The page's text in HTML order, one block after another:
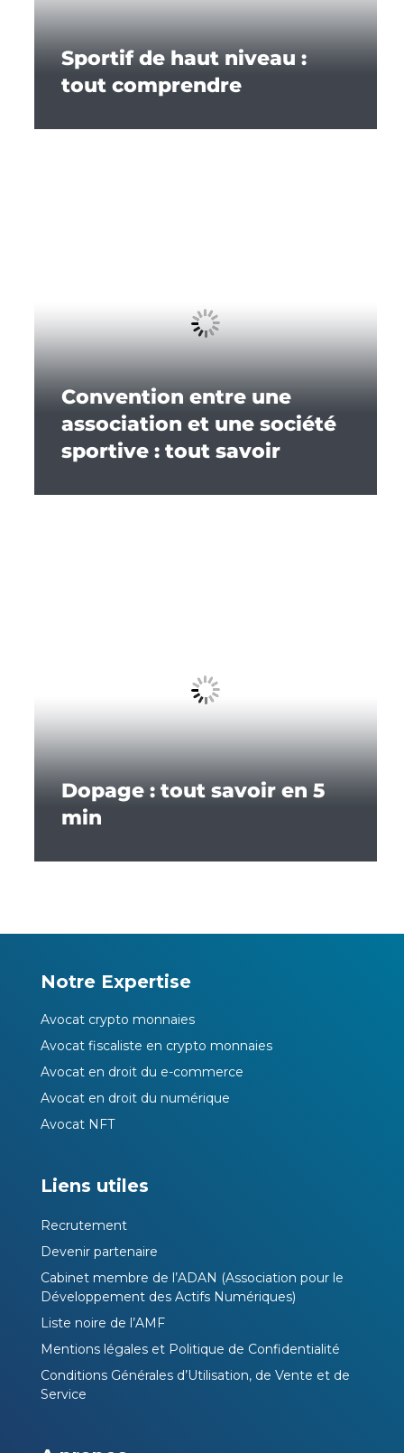
Sportif de haut niveau :
tout comprendre
Convention entre une
association et une société
sportive : tout savoir
Dopage : tout savoir en 5
min
Notre Expertise
Avocat crypto monnaies
Avocat fiscaliste en crypto monnaies
Avocat en droit du e-commerce
Avocat en droit du numérique
Avocat NFT
Liens utiles
Recrutement
Devenir partenaire
Cabinet membre de l’ADAN (Association pour le
Développement des Actifs Numériques)
Liste noire de l’AMF
Mentions légales et Politique de Confidentialité
Conditions Générales d’Utilisation, de Vente et de
Service